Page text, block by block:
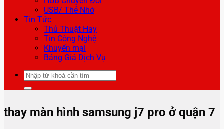
USB/ Thẻ Nhớ
Tin Tức
Thủ Thuật Hay
Tin Công Nghệ
Khuyến mại
Bảng Giá Dịch Vụ
Tìm
kiếm:
thay màn hình samsung j7 pro ở quận 7